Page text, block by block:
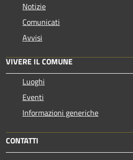
Notizie
Comunicati
Avvisi
VIVERE IL COMUNE
Luoghi
Eventi
Informazioni generiche
CONTATTI